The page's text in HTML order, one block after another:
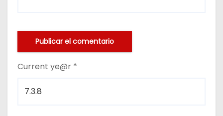
Current ye@r *